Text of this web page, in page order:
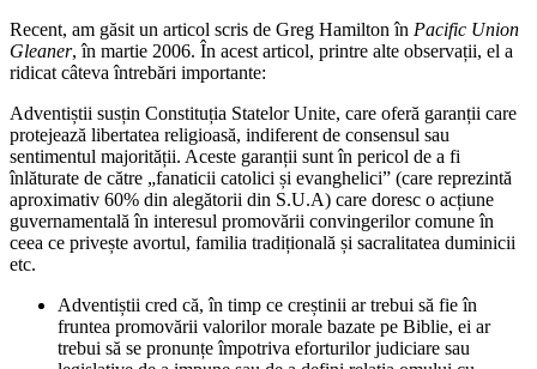
Recent, am găsit un articol scris de Greg Hamilton în Pacific Union
Gleaner, în martie 2006. În acest articol, printre alte observații, el a
ridicat câteva întrebări importante:
Adventiștii susțin Constituția Statelor Unite, care oferă garanții care
protejează libertatea religioasă, indiferent de consensul sau
sentimentul majorității. Aceste garanții sunt în pericol de a fi
înlăturate de către „fanaticii catolici și evanghelici” (care reprezintă
aproximativ 60% din alegătorii din S.U.A) care doresc o acțiune
guvernamentală în interesul promovării convingerilor comune în
ceea ce privește avortul, familia tradițională și sacralitatea duminicii
etc.
Adventiștii cred că, în timp ce creștinii ar trebui să fie în
fruntea promovării valorilor morale bazate pe Biblie, ei ar
trebui să se pronunțe împotriva eforturilor judiciare sau